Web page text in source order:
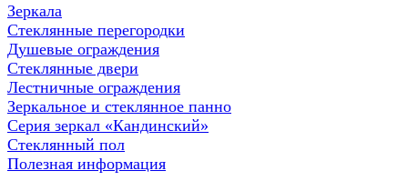
Зеркала
Стеклянные перегородки
Душевые ограждения
Стеклянные двери
Лестничные ограждения
Зеркальное и стеклянное панно
Серия зеркал «Кандинский»
Стеклянный пол
Полезная информация